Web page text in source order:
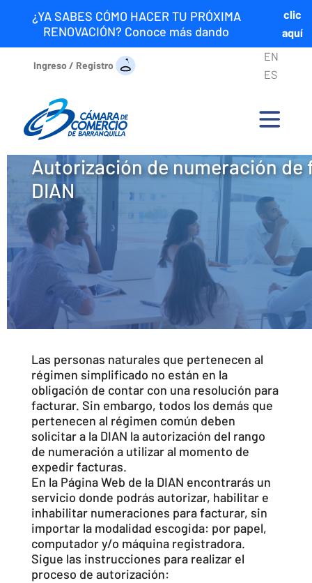
¿YA SABES CÓMO HACER TU PRÓXIMA
RENOVACIÓN? Conoce más dando
clic
aquí
Ingreso / Registro
EN
ES
Autorización de numeración de
DIAN
Las personas naturales que pertenecen al
régimen simplificado no están en la
obligación de contar con una resolución para
facturar. Sin embargo, todos los demás que
pertenecen al régimen común deben
solicitar a la DIAN la autorización del rango
de numeración a utilizar al momento de
expedir facturas.
En la Página Web de la DIAN encontrarás un
servicio donde podrás autorizar, habilitar e
inhabilitar numeraciones para facturar, sin
importar la modalidad escogida: por papel,
computador y/o máquina registradora.
Sigue las instrucciones para realizar el
proceso de autorización: